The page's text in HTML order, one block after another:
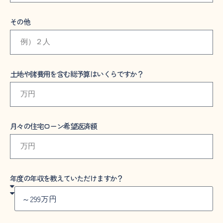
その他
土地や諸費用を含む総予算はいくらですか？
月々の住宅ローン希望返済額
年度の年収を教えていただけますか？